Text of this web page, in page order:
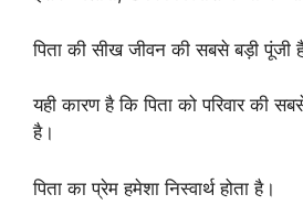
पिता की सीख जीवन की सबसे बड़ी पूंजी
यही कारण है कि पिता को परिवार की
है।
पिता का प्रेम हमेशा निस्वार्थ होता है।